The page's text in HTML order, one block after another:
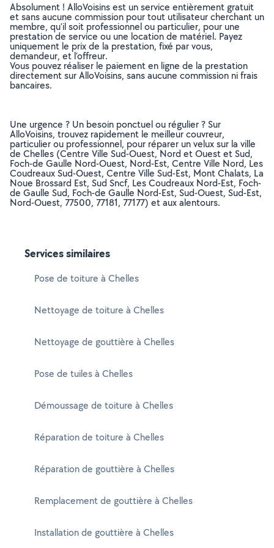
Absolument ! AlloVoisins est un service entièrement gratuit
et sans aucune commission pour tout utilisateur cherchant un
membre, qu’il soit professionnel ou particulier, pour une
prestation de service ou une location de matériel. Payez
uniquement le prix de la prestation, fixé par vous,
demandeur, et l’offreur.
Vous pouvez réaliser le paiement en ligne de la prestation
directement sur AlloVoisins, sans aucune commission ni frais
bancaires.
Une urgence ? Un besoin ponctuel ou régulier ? Sur
AlloVoisins, trouvez rapidement le meilleur couvreur,
particulier ou professionnel, pour réparer un velux sur la ville
de Chelles (Centre Ville Sud-Ouest, Nord et Ouest et Sud,
Foch-de Gaulle Nord-Ouest, Nord-Est, Centre Ville Nord, Les
Coudreaux Sud-Ouest, Centre Ville Sud-Est, Mont Chalats, La
Noue Brossard Est, Sud Sncf, Les Coudreaux Nord-Est, Foch-
de Gaulle Sud, Foch-de Gaulle Nord-Est, Sud-Ouest, Sud-Est,
Nord-Ouest, 77500, 77181, 77177) et aux alentours.
Services similaires
Pose de toiture à Chelles
Nettoyage de toiture à Chelles
Nettoyage de gouttière à Chelles
Pose de tuiles à Chelles
Démoussage de toiture à Chelles
Réparation de toiture à Chelles
Réparation de gouttière à Chelles
Remplacement de gouttière à Chelles
Installation de gouttière à Chelles